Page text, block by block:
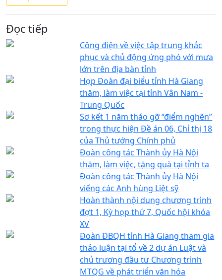
Đọc tiếp
Công điện về việc tập trung khắc
phục và chủ động ứng phó với mưa
lớn trên địa bàn tỉnh
Họp Đoàn đại biểu tỉnh Hà Giang
thăm, làm việc tại tỉnh Vân Nam -
Trung Quốc
Sơ kết 1 năm tháo gỡ “điểm nghẽn”
trong thực hiện Đề án 06, Chỉ thị 18
của Thủ tướng Chính phủ
Đoàn công tác Thành ủy Hà Nội
thăm, làm việc, tặng quà tại tỉnh ta
Đoàn công tác Thành ủy Hà Nội
viếng các Anh hùng Liệt sỹ
Hoàn thành nội dung chương trình
đợt 1, Kỳ họp thứ 7, Quốc hội khóa
XV
Đoàn ĐBQH tỉnh Hà Giang tham gia
thảo luận tại tổ về 2 dự án Luật và
chủ trương đầu tư Chương trình
MTQG về phát triển văn hóa